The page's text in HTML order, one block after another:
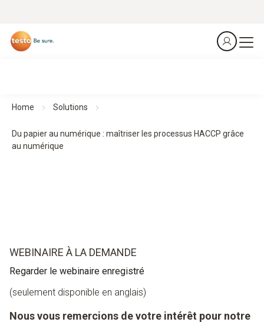
Home Solutions
Du papier au numérique : maîtriser les processus HACCP grâce
au numérique
WEBINAIRE À LA DEMANDE
Regarder le webinaire enregistré
(seulement disponible en anglais)
Nous vous remercions de votre intérêt pour notre